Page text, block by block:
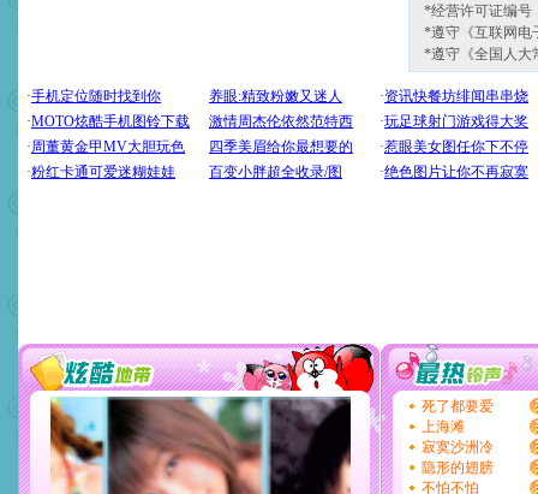
*经营许可证编号
*遵守《互联网电
*遵守《全国人大